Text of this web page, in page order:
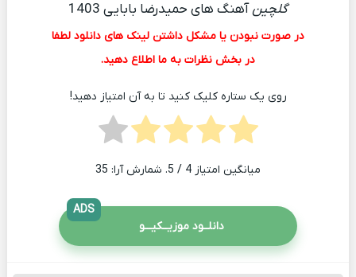
گلچینآهنگ های حمیدرضا بابایی 1403
در صورت نبودن یا مشکل داشتن لینک های دانلود لطفا
در بخش نظرات به ما اطلاع دهید.
روی یک ستاره کلیک کنید تا به آن امتیاز دهید!
میانگین امتیاز 4 / 5. شمارش آرا: 35
دانلــود موزیــکیـــو
ADS